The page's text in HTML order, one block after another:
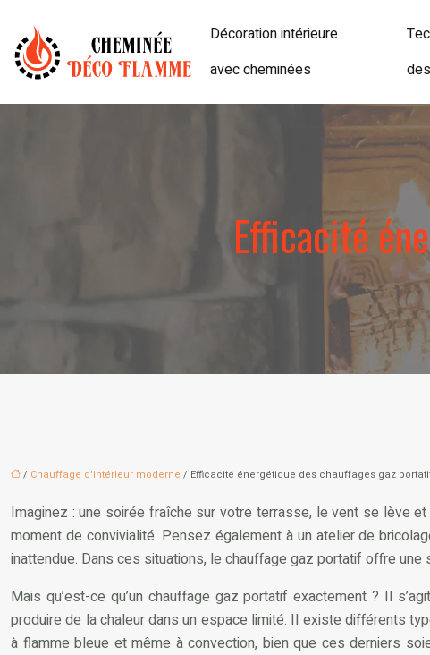
Décoration intérieure
avec cheminées
Efficacité
/ Chauffage d'intérieur moderne / Efficacité énergétique des chauffages gaz
Imaginez : une soirée fraîche sur votre terrasse, le vent se lève
moment de convivialité. Pensez également à un atelier de
inattendue. Dans ces situations, le chauffage gaz portatif offre
Mais qu’est-ce qu’un chauffage gaz portatif exactement ? Il
produire de la chaleur dans un espace limité. Il existe différents
à flamme bleue et même à convection, bien que ces derniers